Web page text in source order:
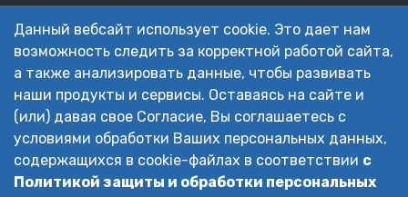
Уважаемые пользователи.
Обработка заявок и интернет (On-line) платежей
администратором клуба осуществляется ежедневно с 09:00
до 21:00 по московскому времени.
Политика в отношении обработки персональных данных
Правила посещения Спортивного комплекса «Сетка»
Договор публичной оферты на оказание спортивно-
оздоровительных услуг от 01.10.2023
Данный вебсайт использует cookie. Это дает нам
возможность следить за корректной работой сайта,
а также анализировать данные, чтобы развивать
наши продукты и сервисы. Оставаясь на сайте и
(или) давая свое Согласие, Вы соглашаетесь с
условиями обработки Ваших персональных данных,
содержащихся в cookie-файлах в соответствии с
Политикой защиты и обработки персональных